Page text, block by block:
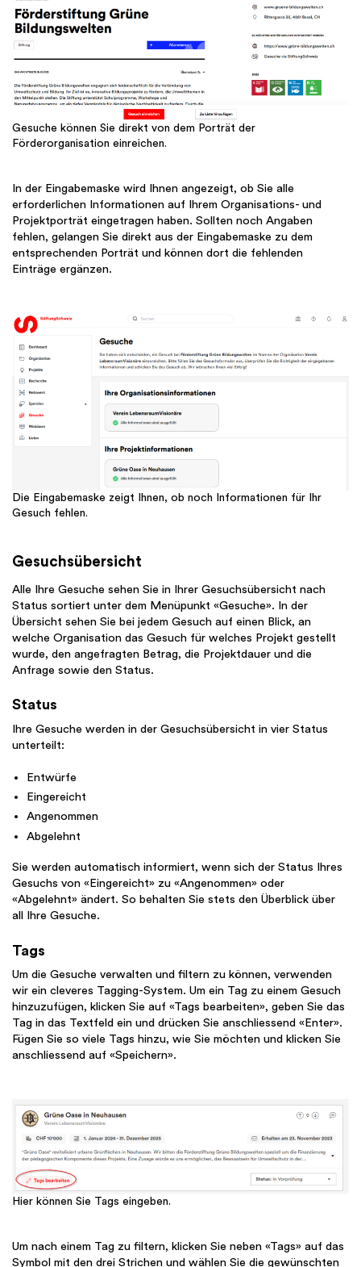
Gesuche können Sie direkt von dem Porträt der
Förderorganisation einreichen.
In der Eingabemaske wird Ihnen angezeigt, ob Sie alle
erforderlichen Informationen auf Ihrem Organisations- und
Projektporträt eingetragen haben. Sollten noch Angaben
fehlen, gelangen Sie direkt aus der Eingabemaske zu dem
entsprechenden Porträt und können dort die fehlenden
Einträge ergänzen.
Die Eingabemaske zeigt Ihnen, ob noch Informationen für Ihr
Gesuch fehlen.
Gesuchsübersicht
Alle Ihre Gesuche sehen Sie in Ihrer Gesuchsübersicht nach
Status sortiert unter dem Menüpunkt «Gesuche». In der
Übersicht sehen Sie bei jedem Gesuch auf einen Blick, an
welche Organisation das Gesuch für welches Projekt gestellt
wurde, den angefragten Betrag, die Projektdauer und die
Anfrage sowie den Status.
Status
Ihre Gesuche werden in der Gesuchsübersicht in vier Status
unterteilt:
Entwürfe
Eingereicht
Angenommen
Abgelehnt
Sie werden automatisch informiert, wenn sich der Status Ihres
Gesuchs von «Eingereicht» zu «Angenommen» oder
«Abgelehnt» ändert. So behalten Sie stets den Überblick über
all Ihre Gesuche.
Tags
Um die Gesuche verwalten und filtern zu können, verwenden
wir ein cleveres Tagging-System. Um ein Tag zu einem Gesuch
hinzuzufügen, klicken Sie auf «Tags bearbeiten», geben Sie das
Tag in das Textfeld ein und drücken Sie anschliessend «Enter».
Fügen Sie so viele Tags hinzu, wie Sie möchten und klicken Sie
anschliessend auf «Speichern».
Hier können Sie Tags eingeben.
Um nach einem Tag zu filtern, klicken Sie neben «Tags» auf das
Symbol mit den drei Strichen und wählen Sie die gewünschten